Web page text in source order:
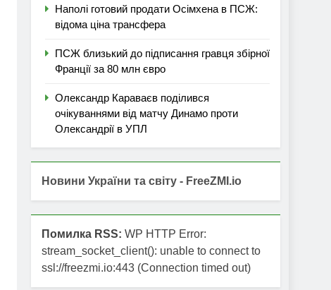
Наполі готовий продати Осімхена в ПСЖ:
відома ціна трансфера
ПСЖ близький до підписання гравця збірної
Франції за 80 млн євро
Олександр Караваєв поділився
очікуваннями від матчу Динамо проти
Олександрії в УПЛ
Новини України та світу - FreeZMI.io
Помилка RSS: WP HTTP Error:
stream_socket_client(): unable to connect to
ssl://freezmi.io:443 (Connection timed out)